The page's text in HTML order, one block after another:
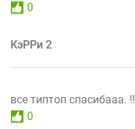
0
КэРРи 2
все типтоп спасибааа. !!
0